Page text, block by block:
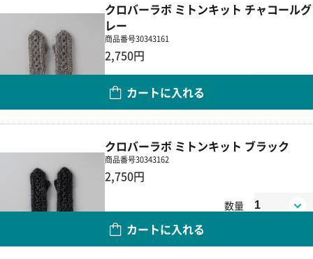
クロバーラボ ミトンキット チャコールグ
レー
商品番号30343161
2,750円
カートに入れる
クロバーラボ ミトンキット ブラック
商品番号30343162
2,750円
数量
カートに入れる